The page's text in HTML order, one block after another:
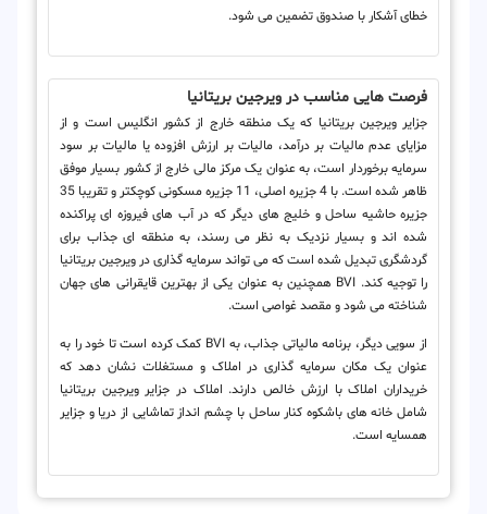
خطای آشکار با صندوق تضمین می شود.
فرصت هایی مناسب در ویرجین بریتانیا
جزایر ویرجین بریتانیا که یک منطقه خارج از کشور انگلیس است و از
مزایای عدم مالیات بر درآمد، مالیات بر ارزش افزوده یا مالیات بر سود
سرمایه برخوردار است، به عنوان یک مرکز مالی خارج از کشور بسیار موفق
ظاهر شده است. با 4 جزیره اصلی، 11 جزیره مسکونی کوچکتر و تقریبا 35
جزیره حاشیه ساحل و خلیج های دیگر که در آب های فیروزه ای پراکنده
شده اند و بسیار نزدیک به نظر می رسند، به منطقه ای جذاب برای
گردشگری تبدیل شده است که می تواند سرمایه گذاری در ویرجین بریتانیا
را توجیه کند. BVI همچنین به عنوان یکی از بهترین قایقرانی های جهان
شناخته می شود و مقصد غواصی است.
از سویی دیگر، برنامه مالیاتی جذاب، به BVI کمک کرده است تا خود را به
عنوان یک مکان سرمایه گذاری در املاک و مستغلات نشان دهد که
خریداران املاک با ارزش خالص دارند. املاک در جزایر ویرجین بریتانیا
شامل خانه های باشکوه کنار ساحل با چشم انداز تماشایی از دریا و جزایر
همسایه است.